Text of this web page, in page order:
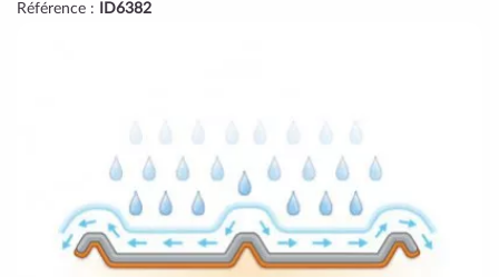
Référence : ID6382